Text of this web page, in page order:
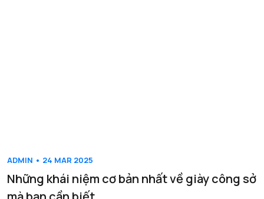
ADMIN • 24 MAR 2025
Những khái niệm cơ bản nhất về giày công sở